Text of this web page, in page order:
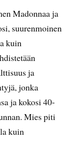
Madonnaa ja
suurenmoinen
kuin
ja
jonka
ja kokosi 40-
Mies piti
kuin